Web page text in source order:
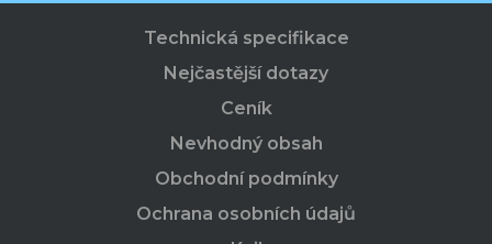
Technická specifikace
Nejčastější dotazy
Ceník
Nevhodný obsah
Obchodní podmínky
Ochrana osobních údajů